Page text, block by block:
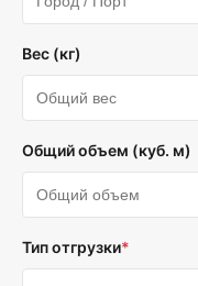
Вес (кг)
Общий объем (куб. м)
Тип отгрузки*